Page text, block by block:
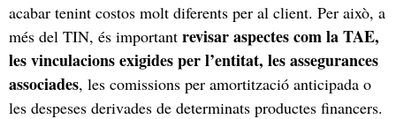
acabar tenint costos molt diferents per al client. Per això, a
més del TIN, és important revisar aspectes com la TAE,
les vinculacions exigides per l’entitat, les assegurances
associades, les comissions per amortització anticipada o
les despeses derivades de determinats productes financers.